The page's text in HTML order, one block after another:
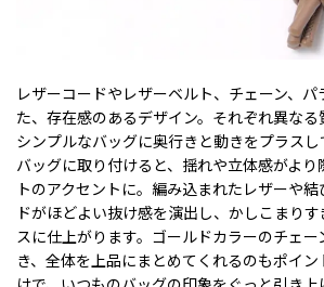
レザーコードやレザーベルト、チェーン、
た、存在感のあるデザイン。それぞれ異なる
シンプルなバッグに奥行きと動きをプラス
バッグに取り付けると、揺れや立体感がよ
トのアクセントに。編み込まれたレザーや
ドがほどよい抜け感を演出し、かしこまり
スに仕上がります。ゴールドカラーのチェ
き、全体を上品にまとめてくれるのもポイ